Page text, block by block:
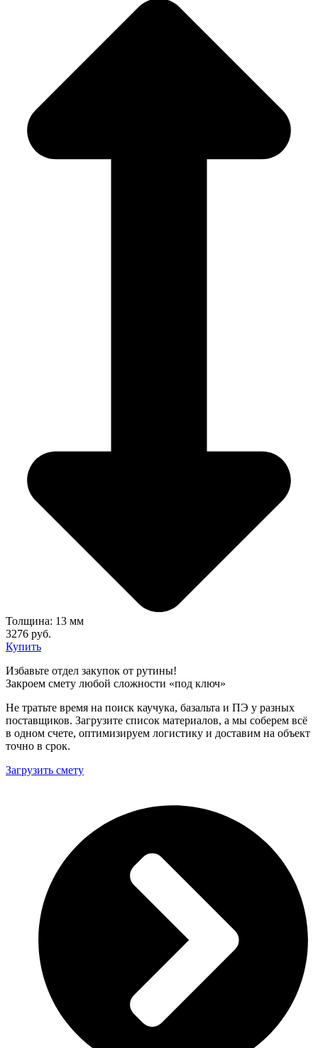
Толщина: 13 мм
3276 руб.
Купить
Избавьте отдел закупок от рутины!
Закроем смету любой сложности «под ключ»
Не тратьте время на поиск каучука, базальта и ПЭ у разных
поставщиков. Загрузите список материалов, а мы соберем всё
в одном счете, оптимизируем логистику и доставим на объект
точно в срок.
Загрузить смету